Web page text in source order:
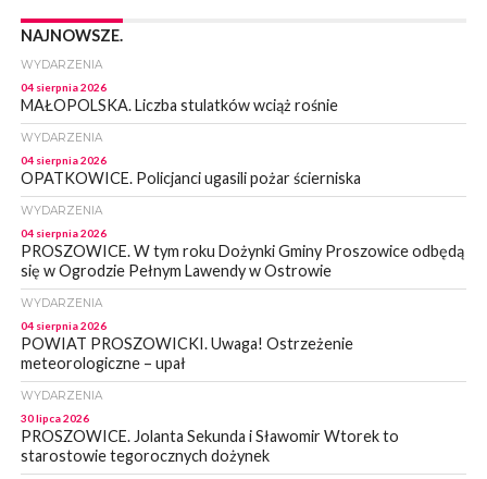
NAJNOWSZE.
WYDARZENIA
04 sierpnia 2026
MAŁOPOLSKA. Liczba stulatków wciąż rośnie
WYDARZENIA
04 sierpnia 2026
OPATKOWICE. Policjanci ugasili pożar ścierniska
WYDARZENIA
04 sierpnia 2026
PROSZOWICE. W tym roku Dożynki Gminy Proszowice odbędą
się w Ogrodzie Pełnym Lawendy w Ostrowie
WYDARZENIA
04 sierpnia 2026
POWIAT PROSZOWICKI. Uwaga! Ostrzeżenie
meteorologiczne – upał
WYDARZENIA
30 lipca 2026
PROSZOWICE. Jolanta Sekunda i Sławomir Wtorek to
starostowie tegorocznych dożynek